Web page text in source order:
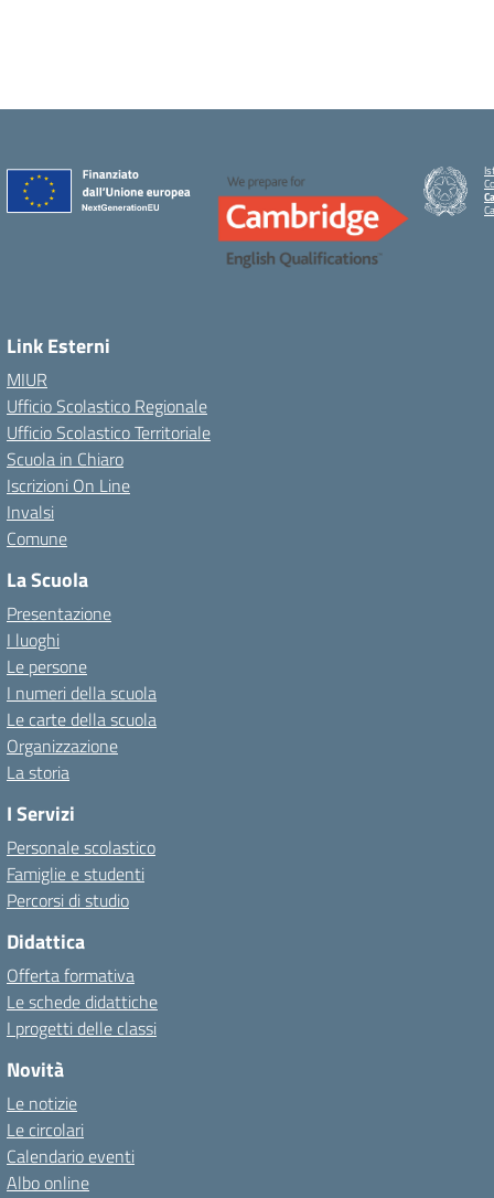
Link Esterni
MIUR
Ufficio Scolastico Regionale
Ufficio Scolastico Territoriale
Scuola in Chiaro
Iscrizioni On Line
Invalsi
Comune
La Scuola
Presentazione
I luoghi
Le persone
I numeri della scuola
Le carte della scuola
Organizzazione
La storia
I Servizi
Personale scolastico
Famiglie e studenti
Percorsi di studio
Didattica
Offerta formativa
Le schede didattiche
I progetti delle classi
Novità
Le notizie
Le circolari
Calendario eventi
Albo online